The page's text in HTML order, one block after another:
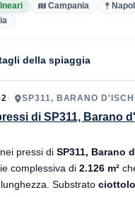
Campania
della spiaggia
SP311, BARANO
di SP311, Barano
pressi di SP311, Barano
complessiva di 2.126 m²
Substrato